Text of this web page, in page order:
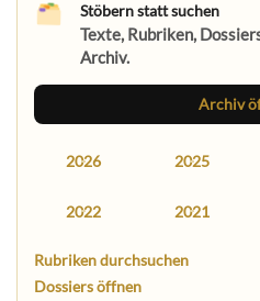
Stöbern statt suchen
Texte, Rubriken,
Archiv.
Archiv
2026 2025
2022 2021
Rubriken durchsuchen
Dossiers öffnen